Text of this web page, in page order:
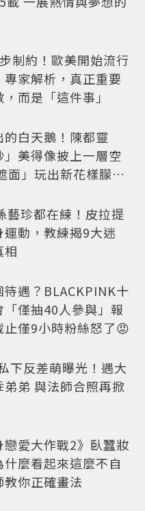
制約！歐美開始流行
專家解析，真正重要
而是「這件事」
的白天鵝！陳都靈
」美得像披上一層空
面」玩出新花樣朦朧
藝珍都在練！皮拉提
動，教練揭9大迷
相
待遇？BLACKPINK十
「僅抽40人參與」報
止僅9小時粉絲怒了😡
下反差萌曝光！遇大
弟 與法師合照再掀
戀愛大作戰2》臥蠶妝
什麼看起來這麼不自
教你正確畫法